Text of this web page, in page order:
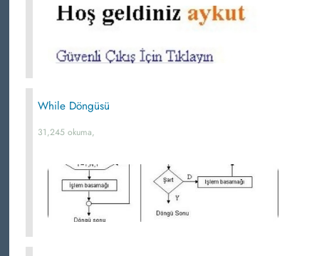
While Döngüsü
31,245 okuma,